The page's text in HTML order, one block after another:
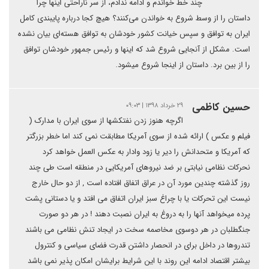
چند خط خواندم و ادامه ندادم، از سر ناراحتی اینها چرا
داستان را از وسط شروع به خواندن می‌کنند؟ هیچ کجا درباره پایبندی کامل
ایران به توافق و سپس خیانت کشور خودشان به توافق هسته‌ای بیان نشده
است. مشکل از آنجایی شروع شد که اینها و رئیس جمهور خودشان توافق
را از بین برد. داستان از اینجا شروع میشود.
حسین کاظمی ۲۹ خرداد ۱۳۹۸ | ۰۹:۰۳
اگرچه هنوز زدن نفتکشها از سوی ایران با مدارک (
فیلم و عکس ) ارائه شده از سوی آمریکا مطابقت نمی کند اما خطر بزرگتر
که آمریکا و متحدانش را دیر یا زود وادار به عکس العمل خواهد کرد
نحرکات نظامی نیابتی بر ضد نیروهای آمریکایی در منطقه است طی چند
روز گذشته چندین مورد آن در عراق اتفاق افتاده است , از دو حال خارج
نیست این تحرکات یا با چراغ سبز ایران اتفاق می افتد و یا دستانی پشت
پرده میخواهد آنها را به دروغ به ایران نصبت دهند ! در هر دو صورت
جنگطلبان در هر دوسوی مخاصمه سخت در ایجاد تنش نظامی می باشند
تندروها در داخل برای در انحصار داشتن قدرت فضای سیاسی و کنترول
بیشتر اقتصاد ادامه این روند با این شرایط برایشان امکان پذیر نمی باشد